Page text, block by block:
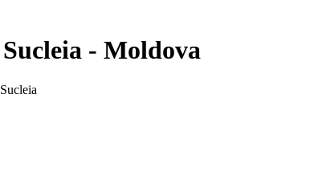
Sucleia - Moldova
Sucleia